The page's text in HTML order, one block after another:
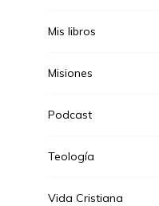
Mis libros
Misiones
Podcast
Teología
Vida Cristiana